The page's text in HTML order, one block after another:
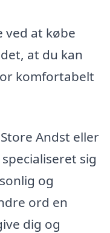
ved at købe
at du kan
komfortabelt
Andst eller
sig
og
ord en
dig og